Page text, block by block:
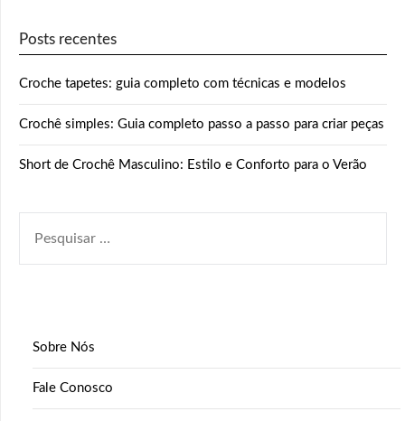
Posts recentes
Croche tapetes: guia completo com técnicas e modelos
Crochê simples: Guia completo passo a passo para criar peças
Short de Crochê Masculino: Estilo e Conforto para o Verão
POR:
Sobre Nós
Fale Conosco